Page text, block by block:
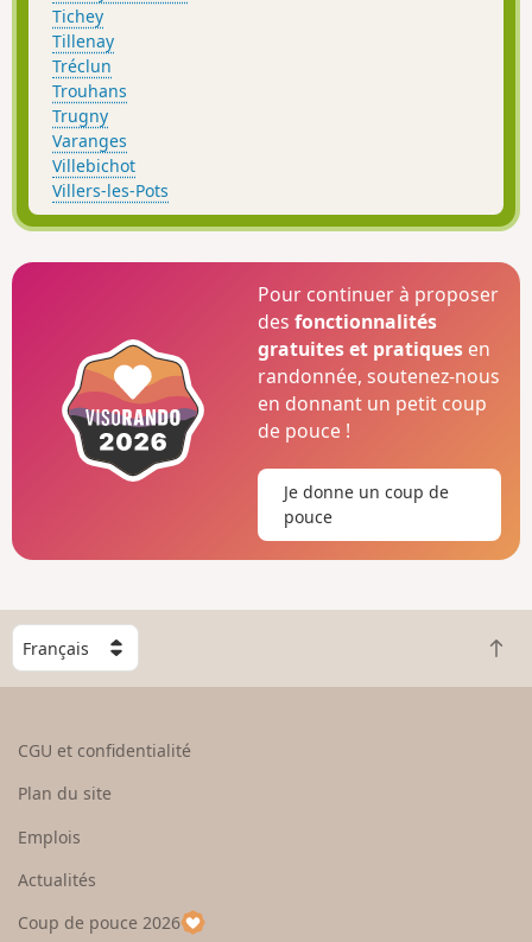
Tichey
Tillenay
Tréclun
Trouhans
Trugny
Varanges
Villebichot
Villers-les-Pots
Pour continuer à proposer
desfonctionnalités
gratuites et pratiques en
randonnée, soutenez-nous
en donnant un petit coup
de pouce !
Je donne un coup de
pouce
C
h
o
e
u
p
R
e
CGU et confidentialité
Plan du site
Emplois
Actualités
Coup de pouce 2026